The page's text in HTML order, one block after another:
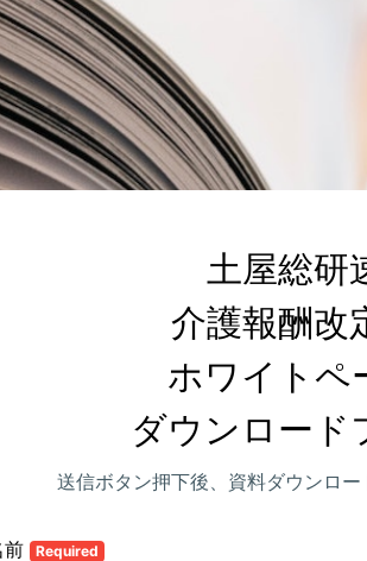
土屋総研
介護報酬改
ホワイトペ
ダウンロード
送信ボタン押下後、資料ダウンロー
前 Required